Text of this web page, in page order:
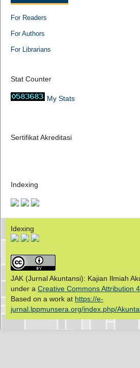
For Readers
For Authors
For Librarians
Stat Counter
My Stats
Sertifikat Akreditasi
Indexing
Idexing
JAK (Jurnal Akuntansi): Kajian Ilmiah
under a Creative Commons Attribution
Based on a work at https://e-
jurnal.lppmunsera.org/index.php/